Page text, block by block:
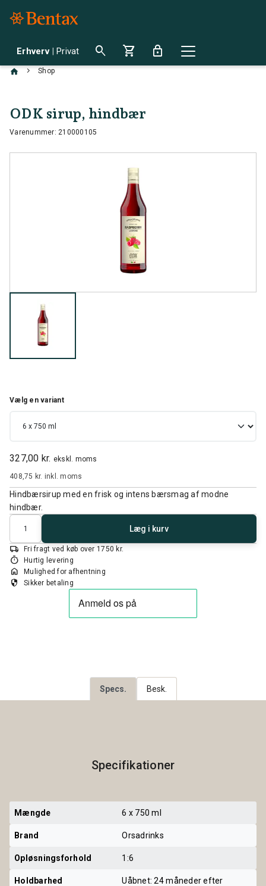
Erhverv | Privat search shopping_cart lock
chevron_right Shop
ODK sirup, hindbær
Varenummer: 210000105
327,00 kr. ekskl. moms
408,75 kr. inkl. moms
Vælg en variant
Hindbærsirup med en frisk og intens bærsmag af modne
hindbær.
Antal
Læg i kurv
local_shipping Fri fragt ved køb over 1750 kr.
timer Hurtig levering
home Mulighed for afhentning
security Sikker betaling
Specs. Besk.
Specifikationer
Mængde 6 x 750 ml
Brand Orsadrinks
Opløsningsforhold 1:6
Holdbarhed
Uåbnet: 24 måneder efter